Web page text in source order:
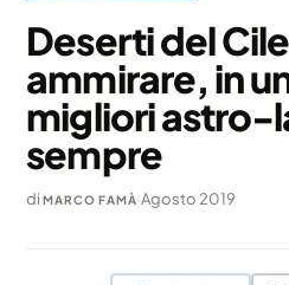
Deserti del
ammirare, in
migliori astro-
sempre
diMARCO FAMÀ·Agosto 2019